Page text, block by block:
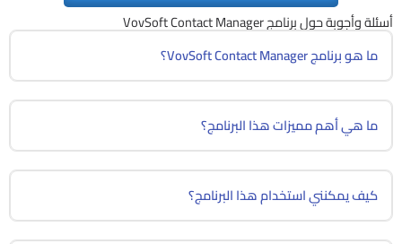
أسئلة وأجوبة حول برنامج VovSoft Contact Manager
ما هو برنامج VovSoft Contact Manager؟
ما هي أهم مميزات هذا البرنامج؟
كيف يمكنني استخدام هذا البرنامج؟